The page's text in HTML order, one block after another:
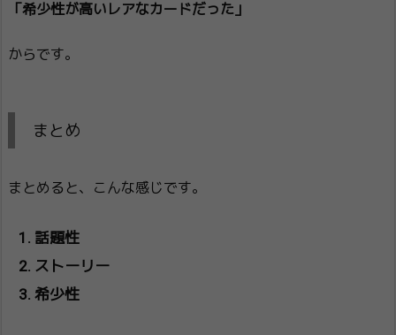
「希少性が高いレアなカードだった」
からです。
まとめ
まとめると、こんな感じです。
話題性
ストーリー
希少性